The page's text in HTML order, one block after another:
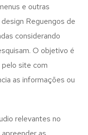
e outras
Reguengos de
considerando
O objetivo é
pelo site com
as informações ou
relevantes no